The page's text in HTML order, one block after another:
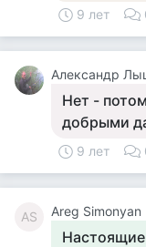
9 лет
Александр
Нет -
добрыми
9 лет
AS Areg Simonyan